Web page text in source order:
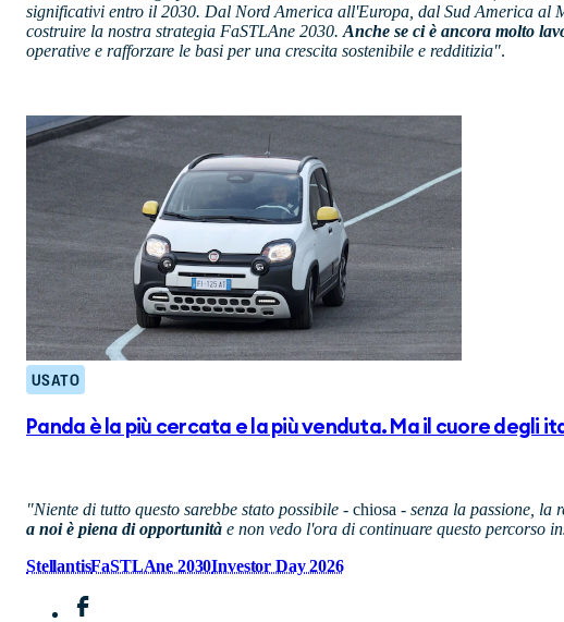
significativi entro il 2030. Dal Nord America all'Europa, dal Sud America
costruire la nostra strategia FaSTLAne 2030. Anche se ci è ancora molto
operative e rafforzare le basi per una crescita sostenibile e redditizia".
USATO
Panda è la più cercata e la più venduta. Ma il cuore degli
"Niente di tutto questo sarebbe stato possibile - chiosa - senza la passione, la
a noi è piena di opportunità e non vedo l'ora di continuare questo percorso
StellantisFaSTLAne 2030Investor Day 2026